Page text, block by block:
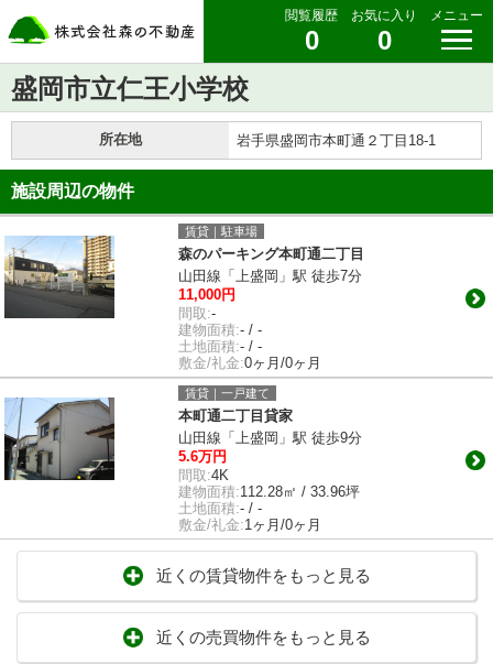
閲覧履歴
0
お気に入り
0
メニュー
盛岡市立仁王小学校
所在地 岩手県盛岡市本町通２丁目18-1
施設周辺の物件
賃貸｜駐車場
森のパーキング本町通二丁目
山田線「上盛岡」駅 徒歩7分
11,000円
間取:-
建物面積:- / -
土地面積:- / -
敷金/礼金:0ヶ月/0ヶ月
賃貸｜一戸建て
本町通二丁目貸家
山田線「上盛岡」駅 徒歩9分
5.6万円
間取:4K
建物面積:112.28㎡ / 33.96坪
土地面積:- / -
敷金/礼金:1ヶ月/0ヶ月
近くの賃貸物件をもっと見る
近くの売買物件をもっと見る